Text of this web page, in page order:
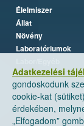
Adatkezelési
gondoskodunk
cookie-kat
érdekében,
„Elfogadom”
Élelmiszer
Állat
Növény
Laboratóriumok